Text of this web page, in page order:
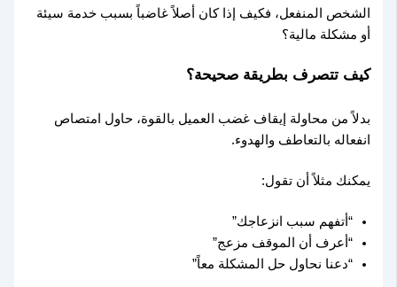
الشخص المنفعل، فكيف إذا كان أصلاً غاضباً بسبب خدمة سيئة
أو مشكلة مالية؟
كيف تتصرف بطريقة صحيحة؟
بدلاً من محاولة إيقاف غضب العميل بالقوة، حاول امتصاص
انفعاله بالتعاطف والهدوء.
يمكنك مثلاً أن تقول:
“أتفهم سبب انزعاجك”
“أعرف أن الموقف مزعج”
“دعنا نحاول حل المشكلة معاً”